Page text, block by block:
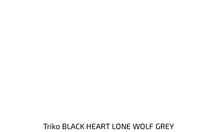
Triko BLACK HEART LONE WOLF GREY